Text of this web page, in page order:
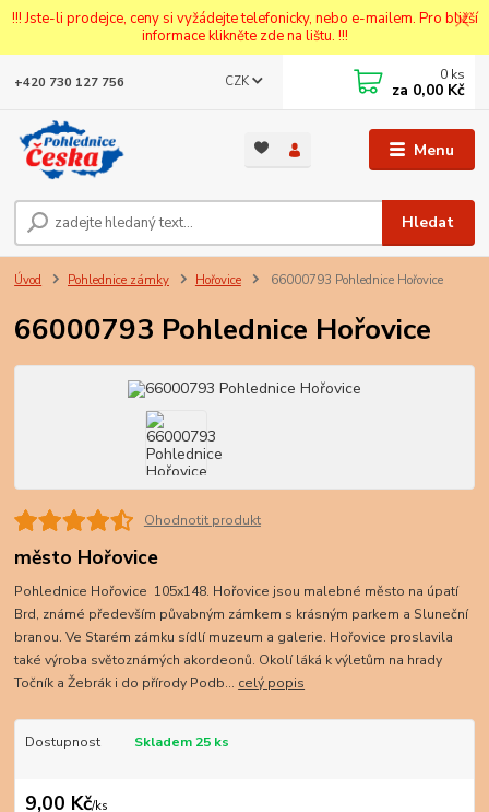
!!! Jste-li prodejce, ceny si vyžádejte telefonicky, nebo e-mailem. Pro bližší
informace klikněte zde na lištu. !!!
Menu
CZK
Hledat
+420 730 127 756 0 ks
za 0,00 Kč
Úvod Pohlednice zámky Hořovice 66000793 Pohlednice Hořovice
66000793 Pohlednice Hořovice
Ohodnotit produkt
město Hořovice
Pohlednice Hořovice 105x148. Hořovice jsou malebné město na úpatí
Brd, známé především půvabným zámkem s krásným parkem a Sluneční
branou. Ve Starém zámku sídlí muzeum a galerie. Hořovice proslavila
také výroba světoznámých akordeonů. Okolí láká k výletům na hrady
Točník a Žebrák i do přírody Podb... celý popis
Dostupnost Skladem 25 ks
9,00 Kč/ks